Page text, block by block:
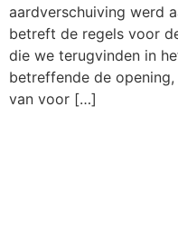
aardverschuiving werd
betreft de regels voor
die we terugvinden in
betreffende de
van voor […]